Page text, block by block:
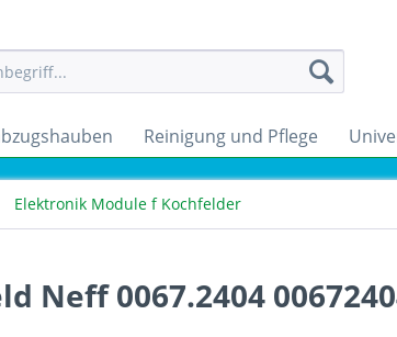
Reinigung und Pflege
Elektronik Module f Kochfelder
Neff 0067.2404